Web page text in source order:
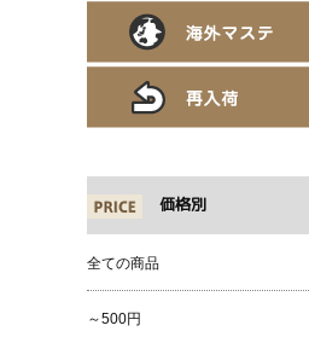
価格別
全ての商品
～500円